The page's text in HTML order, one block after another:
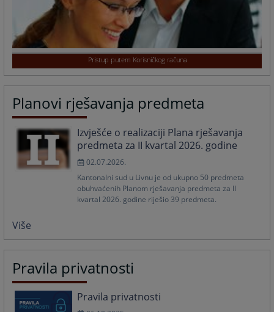
Pristup putem JPK-a
Planovi rješavanja predmeta
Izvješće o realizaciji Plana rješavanja
predmeta za II kvartal 2026. godine
02.07.2026.
Kantonalni sud u Livnu je od ukupno 50 predmeta
obuhvaćenih Planom rješavanja predmeta za II
kvartal 2026. godine riješio 39 predmeta.
Više
Pravila privatnosti
Pravila privatnosti